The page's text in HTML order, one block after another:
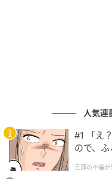
れないよう、一部設
（ハウコレ編集部）
人気連
#1 「え
ので、
クチャ
旦那の不倫